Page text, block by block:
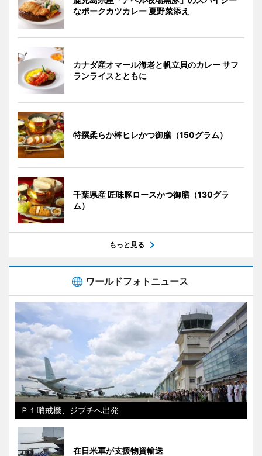
なポークカツカレー 夏野菜添え
カナダ産オマール海老と帆立貝のカレー サフ
ランライスとともに
特撰柔らか棒ヒレかつ御膳（150グラム）
千葉県産 匠味豚ロースかつ御膳（130グラ
ム）
もっと見る
ワールドフォトニュース
Ｐ１哨戒機、ジブチへ出発
在日米軍が支援物資輸送